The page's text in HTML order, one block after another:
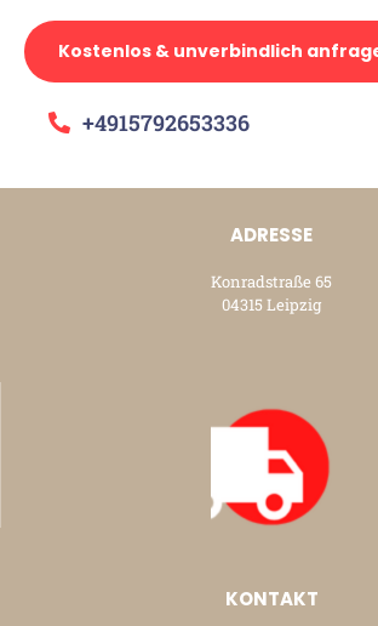
Kostenlos & unverbindlich
+4915792653336
ADRESSE
Konradstraße 65
04315 Leipzig
KONTAKT